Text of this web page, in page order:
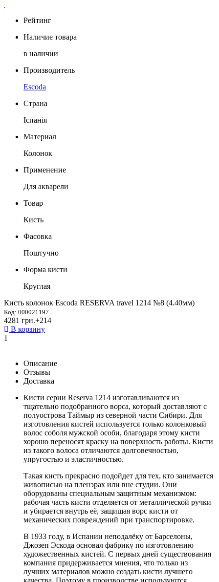
Рейтинг
Наличие товара
в наличии
Производитель
Escoda
Страна
Іспанія
Материал
Колонок
Применение
Для акварели
Товар
Кисть
Фасовка
Поштучно
Форма кисти
Круглая
Кисть колонок Escoda RESERVA travel 1214 №8 (4.40мм)
Код: 000021197
4281 грн.+214
В корзину
1
Описание
Отзывы
Доставка
Кисти серии Reserva 1214 изготавливаются из
тщательно подобранного ворса, который доставляют с
полуострова Таймыр из северной части Сибири. Для
изготовления кистей используется только колонковый
волос соболя мужской особи, благодаря этому кисти
хорошо переносят краску на поверхность работы. Кисти
из такого волоса отличаются долговечностью,
упругостью и эластичностью.
Такая кисть прекрасно подойдет для тех, кто занимается
живописью на пленэрах или вне студии. Они
оборудованы специальным защитным механизмом:
рабочая часть кисти отделяется от металлической ручки
и убирается внутрь её, защищая ворс кисти от
механических повреждений при транспортировке.
В 1933 году, в Испании неподалёку от Барселоны,
Джозеп Эскода основал фабрику по изготовлению
художественных кистей. С первых дней существования
компания придерживается мнения, что только из
лучших материалов можно создать кисти лучшего
качества. Поэтому в производстве используются